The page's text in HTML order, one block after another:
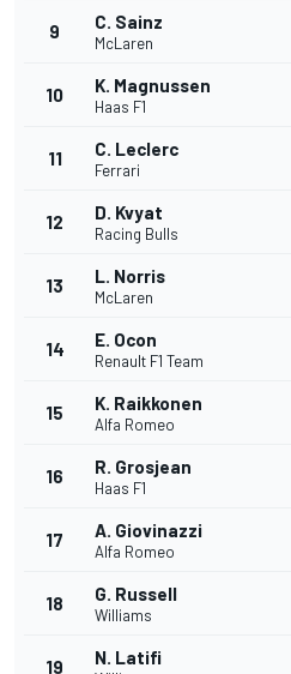
9 C. Sainz
McLaren
10 K. Magnussen
Haas F1
11 C. Leclerc
Ferrari
12 D. Kvyat
Racing Bulls
13 L. Norris
McLaren
14 E. Ocon
Renault F1 Team
15 K. Raikkonen
Alfa Romeo
16 R. Grosjean
Haas F1
17 A. Giovinazzi
Alfa Romeo
18 G. Russell
Williams
19 N. Latifi